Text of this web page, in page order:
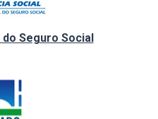
Seguro Social